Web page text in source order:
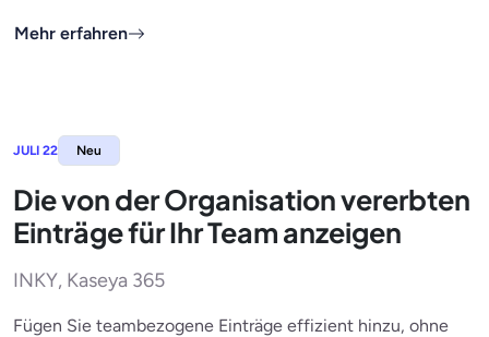
Mehr erfahren
JULI 22 Neu
Die von der Organisation vererbten
Einträge für Ihr Team anzeigen
INKY, Kaseya 365
Fügen Sie teambezogene Einträge effizient hinzu, ohne